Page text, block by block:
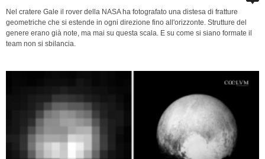
Nel cratere Gale il rover della NASA ha fotografato una distesa di fratture
geometriche che si estende in ogni direzione fino all'orizzonte. Strutture del
genere erano già note, ma mai su questa scala. E su come si siano formate il
team non si sbilancia.